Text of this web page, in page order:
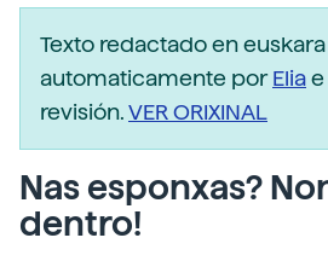
Texto redactado en
automaticamente porElia
revisión.VER ORIXINAL
Nas esponxas?
dentro!